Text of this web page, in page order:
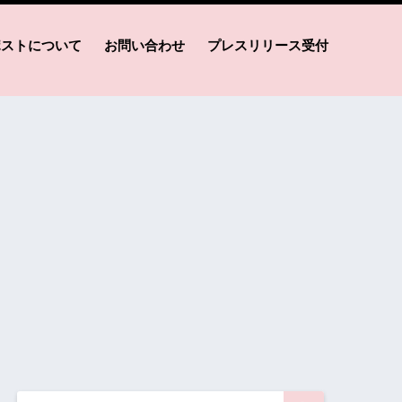
トについて お問い合わせ プレスリリース受付